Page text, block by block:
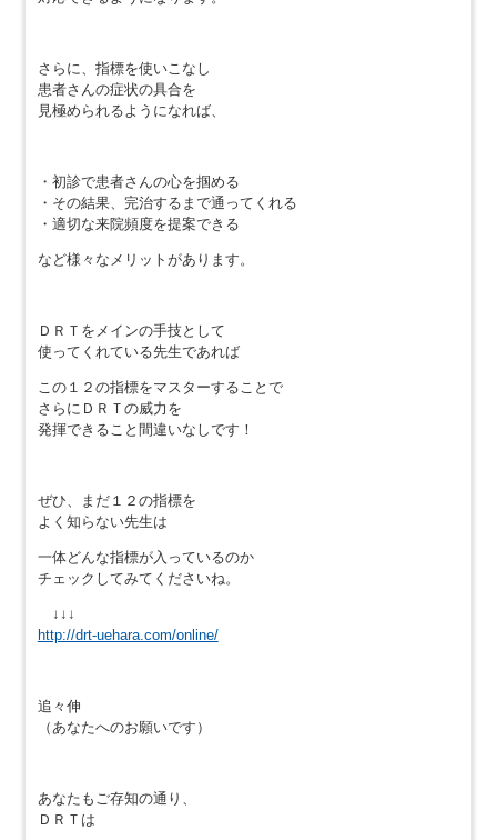
さらに、指標を使いこなし
患者さんの症状の具合を
見極められるようになれば、
・初診で患者さんの心を掴める
・その結果、完治するまで通ってくれる
・適切な来院頻度を提案できる
など様々なメリットがあります。
ＤＲＴをメインの手技として
使ってくれている先生であれば
この１２の指標をマスターすることで
さらにＤＲＴの威力を
発揮できること間違いなしです！
ぜひ、まだ１２の指標を
よく知らない先生は
一体どんな指標が入っているのか
チェックしてみてくださいね。
↓↓↓
http://drt-uehara.com/online/
追々伸
（あなたへのお願いです）
あなたもご存知の通り、
ＤＲＴは